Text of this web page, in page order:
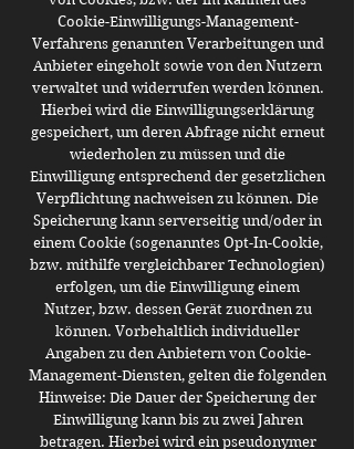
Cookie-Einwilligungs-Management-
Verfahrens genannten Verarbeitungen und
Anbieter eingeholt sowie von den Nutzern
verwaltet und widerrufen werden können.
Hierbei wird die Einwilligungserklärung
gespeichert, um deren Abfrage nicht erneut
wiederholen zu müssen und die
Einwilligung entsprechend der gesetzlichen
Verpflichtung nachweisen zu können. Die
Speicherung kann serverseitig und/oder in
einem Cookie (sogenanntes Opt-In-Cookie,
bzw. mithilfe vergleichbarer Technologien)
erfolgen, um die Einwilligung einem
Nutzer, bzw. dessen Gerät zuordnen zu
können. Vorbehaltlich individueller
Angaben zu den Anbietern von Cookie-
Management-Diensten, gelten die folgenden
Hinweise: Die Dauer der Speicherung der
Einwilligung kann bis zu zwei Jahren
betragen. Hierbei wird ein pseudonymer